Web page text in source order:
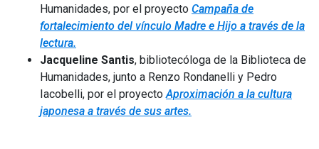
Humanidades, por el proyecto Campaña de
fortalecimiento del vínculo Madre e Hijo a través de la
lectura.
Jacqueline Santis, bibliotecóloga de la Biblioteca de
Humanidades, junto a Renzo Rondanelli y Pedro
Iacobelli, por el proyectoAproximación a la cultura
japonesa a través de sus artes.